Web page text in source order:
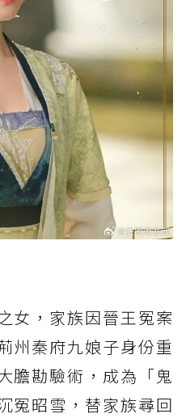
女，家族因晉王冤案
州秦府九娘子身份重
膽勘驗術，成為「鬼
冤昭雪，替家族尋回